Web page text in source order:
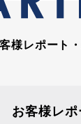
様レポート
お客様レポ